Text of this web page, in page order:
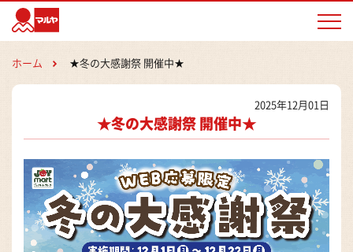
ホーム ★冬の大感謝祭 開催中★
2025年12月01日
★冬の大感謝祭 開催中★